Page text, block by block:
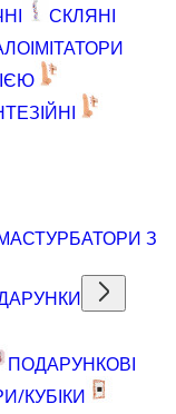
СКЛЯНІ
З
ПОДАРУНКОВІ
КУБІКИ